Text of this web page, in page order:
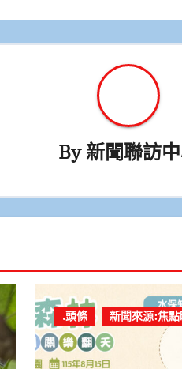
By新聞聯訪
.頭條 新聞來源:焦點